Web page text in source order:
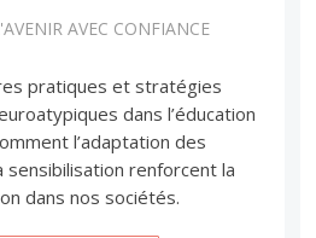
AVEC CONFIANCE
pratiques et stratégies
dans l’éducation
l’adaptation des
renforcent la
dans nos sociétés.